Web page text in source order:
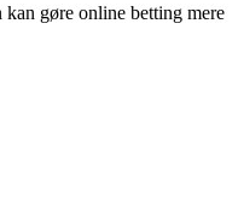
gøre online betting mere